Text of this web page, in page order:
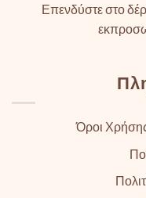
Επενδύστε στο
Όροι